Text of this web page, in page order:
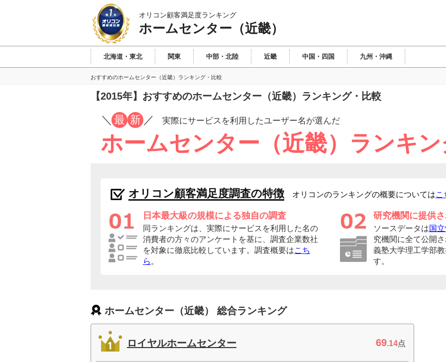
オリコン顧客満足度ランキング
ホームセンター（近畿）
北海道・東北 関東 中部・北陸 近畿 中国・四国 九州・沖縄
おすすめのホームセンター（近畿）ランキング・比較
【2015年】おすすめのホームセンター（近畿）ランキング・比較
／ 最 新 ／ 実際にサービスを利用したユーザー名が選んだ
ホームセンター（近畿）ランキ
オリコン顧客満足度調査の特徴 オリコンのランキングの概要についてはこ
日本最大級の規模による独自の調査
同ランキングは、実際にサービスを利用した名の
消費者の方々のアンケートを基に、調査企業数社
を対象に徹底比較しています。調査概要はこち
ら 。
研究機関に提供
ソースデータは国
究機関に全て公開
義塾大学理工学部
す。
ホームセンター（近畿） 総合ランキング
ロイヤルホームセンター 69.14点